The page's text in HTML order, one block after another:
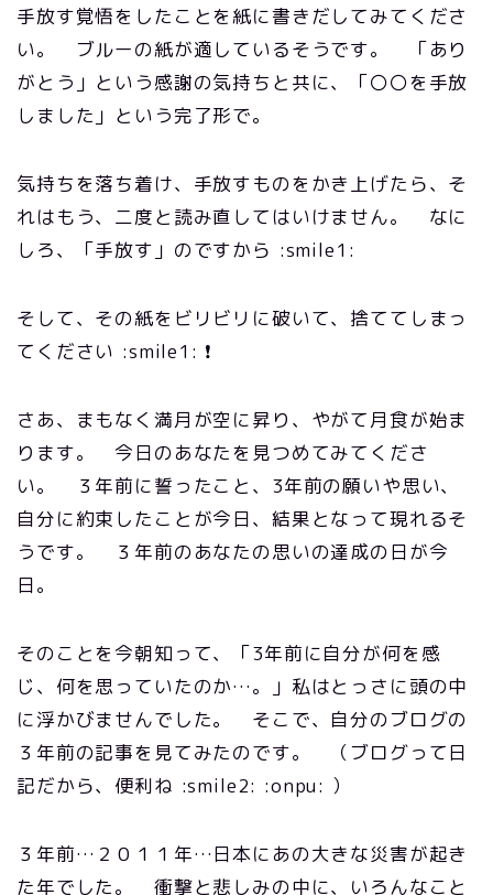
手放す覚悟をしたことを紙に書きだしてみてくださ
い。 ブルーの紙が適しているそうです。 「あり
がとう」という感謝の気持ちと共に、「〇〇を手放
しました」という完了形で。
気持ちを落ち着け、手放すものをかき上げたら、そ
れはもう、二度と読み直してはいけません。 なに
しろ、「手放す」のですから :smile1:
そして、その紙をビリビリに破いて、捨ててしまっ
てください :smile1: ❗
さあ、まもなく満月が空に昇り、やがて月食が始ま
ります。 今日のあなたを見つめてみてくださ
い。 ３年前に誓ったこと、3年前の願いや思い、
自分に約束したことが今日、結果となって現れるそ
うです。 ３年前のあなたの思いの達成の日が今
日。
そのことを今朝知って、「3年前に自分が何を感
じ、何を思っていたのか…。」私はとっさに頭の中
に浮かびませんでした。 そこで、自分のブログの
３年前の記事を見てみたのです。 （ブログって日
記だから、便利ね :smile2: :onpu: ）
３年前…２０１１年…日本にあの大きな災害が起き
た年でした。 衝撃と悲しみの中に、いろんなこと